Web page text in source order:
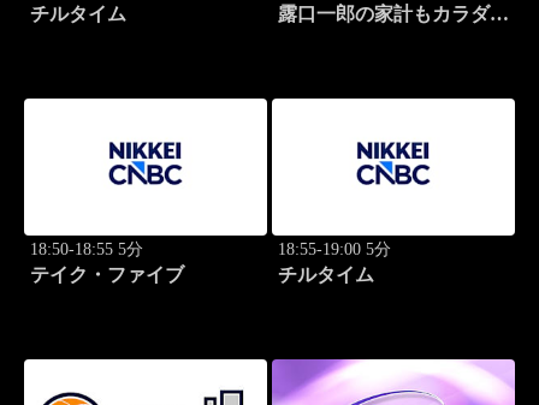
チルタイム
露口一郎の家計もカラダも
18:50-18:55 5分
テイク・ファイブ
18:55-19:00 5分
チルタイム